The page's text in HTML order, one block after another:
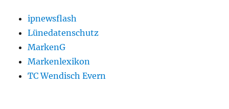
ipnewsflash
Lünedatenschutz
MarkenG
Markenlexikon
TC Wendisch Evern